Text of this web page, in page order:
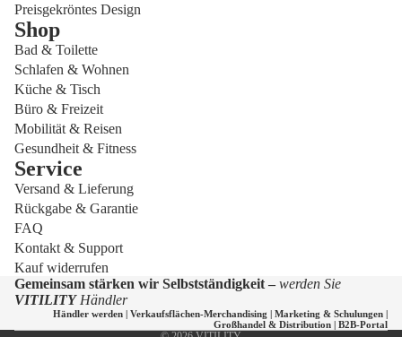
Preisgekröntes Design
Shop
Bad & Toilette
Schlafen & Wohnen
Küche & Tisch
Büro & Freizeit
Mobilität & Reisen
Gesundheit & Fitness
Service
Versand & Lieferung
Rückgabe & Garantie
FAQ
Kontakt & Support
Kauf widerrufen
Gemeinsam stärken wir Selbstständigkeit – werden Sie
VITILITYHändler
Händler werden | Verkaufsflächen-Merchandising | Marketing & Schulungen |
Großhandel & Distribution | B2B-Portal
Datenschutzerklärung
Widerrufsrecht
Versand
Kontaktinformationen
AGB
Impressum